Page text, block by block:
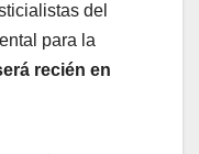
del
para la
recién en